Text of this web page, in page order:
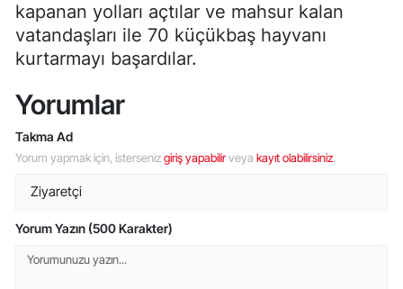
kapanan yolları açtılar ve mahsur kalan
vatandaşları ile 70 küçükbaş hayvanı
kurtarmayı başardılar.
Yorumlar
Takma Ad
Yorum yapmak için, istersenizgiriş yapabilirveya kayıt olabilirsiniz.
Yorum Yazın (500 Karakter)